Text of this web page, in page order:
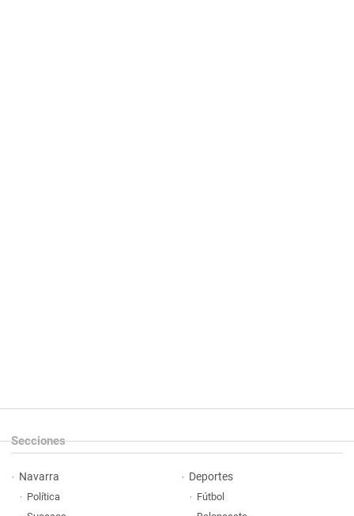
Secciones
Navarra
Política
Deportes
Fútbol